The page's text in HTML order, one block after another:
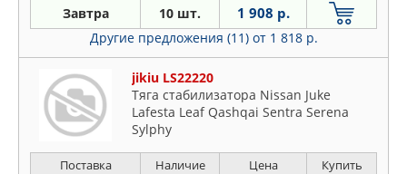
Завтра 10 шт. 1 908 р.
Другие предложения (11) от 1 818 р.
jikiu LS22220
Тяга стабилизатора Nissan Juke
Lafesta Leaf Qashqai Sentra Serena
Sylphy
Поставка Наличие Цена Купить